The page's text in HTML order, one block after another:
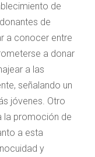
de
de
a conocer entre
a donar
a las
señalando un
jóvenes. Otro
la promoción de
a esta
y